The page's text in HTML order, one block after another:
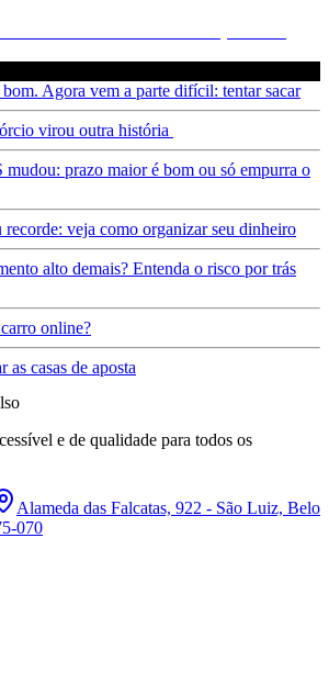
Agora vem a parte difícil: tentar sacar
virou outra história
prazo maior é bom ou só empurra o
veja como organizar seu dinheiro
alto demais? Entenda o risco por trás
online?
as casas de aposta
e de qualidade para todos os
Alameda das Falcatas, 922 - São Luiz, Belo
070